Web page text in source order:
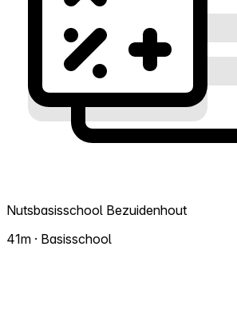
Nutsbasisschool Bezuidenhout
41m · Basisschool